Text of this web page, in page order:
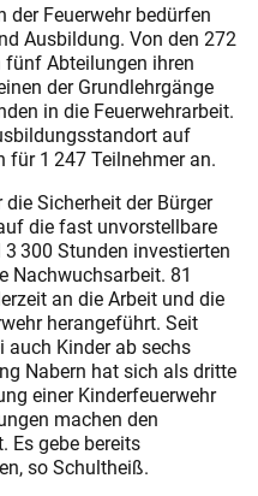
Feuerwehr bedürfen
Ausbildung. Von den 272
fünf Abteilungen ihren
der Grundlehrgänge
in die Feuerwehrarbeit.
auf
für 1 247 Teilnehmer an.
Sicherheit der Bürger
die fast unvorstellbare
300 Stunden investierten
Nachwuchsarbeit. 81
an die Arbeit und die
herangeführt. Seit
Kinder ab sechs
Nabern hat sich als dritte
einer Kinderfeuerwehr
machen den
Es gebe bereits
so Schultheiß.